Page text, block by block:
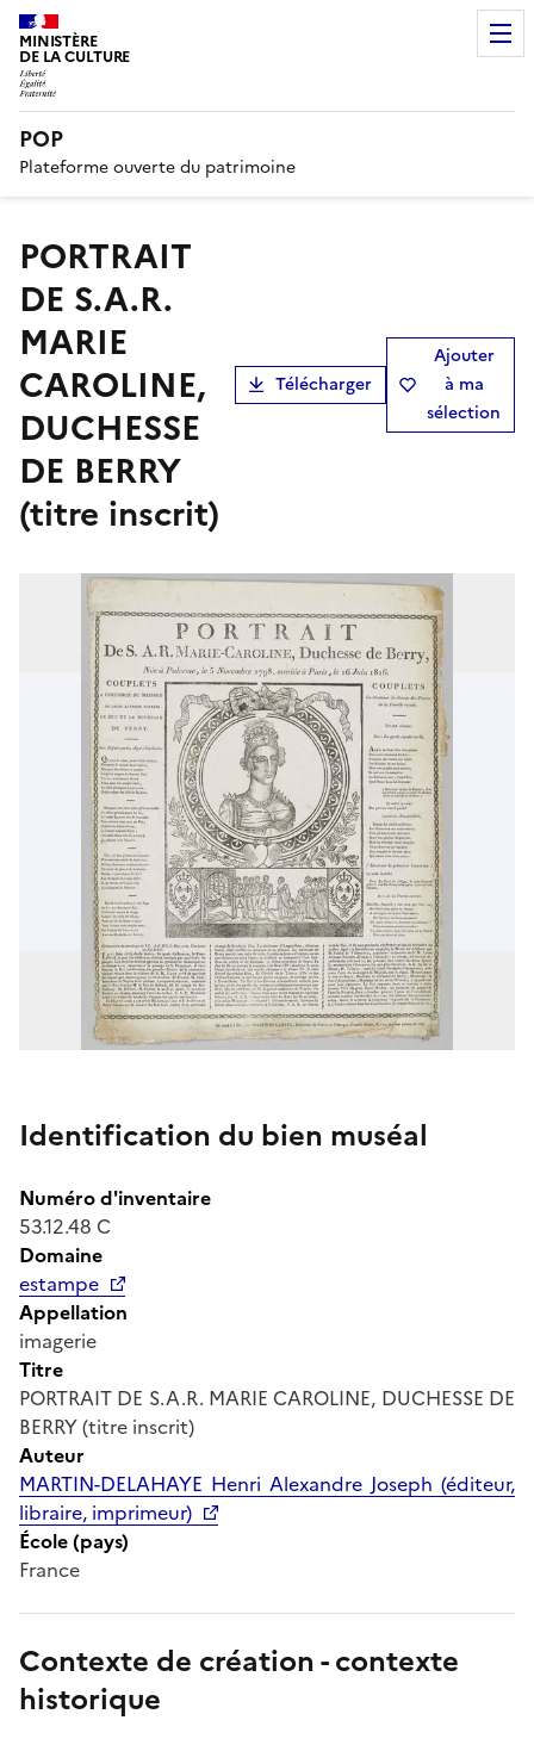
MINISTÈRE
DE LA CULTURE
POP
Plateforme ouverte du patrimoine
PORTRAIT
DE S.A.R.
MARIE
CAROLINE,
DUCHESSE
DE BERRY
(titre inscrit)
Télécharger
Ajouter
à ma
sélection
Identification du bien muséal
Numéro d'inventaire
53.12.48 C
Domaine
estampe
Appellation
imagerie
Titre
PORTRAIT DE S.A.R. MARIE CAROLINE, DUCHESSE DE
BERRY (titre inscrit)
Auteur
MARTIN-DELAHAYE Henri Alexandre Joseph (éditeur,
libraire, imprimeur)
École (pays)
France
Contexte de création - contexte
historique